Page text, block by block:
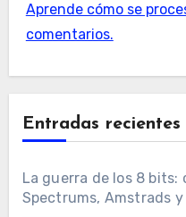
Aprende cómo se
comentarios.
Entradas recientes
La guerra de los 8 bits:
Spectrums, Amstrads y